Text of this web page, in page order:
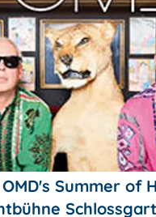
Summer of